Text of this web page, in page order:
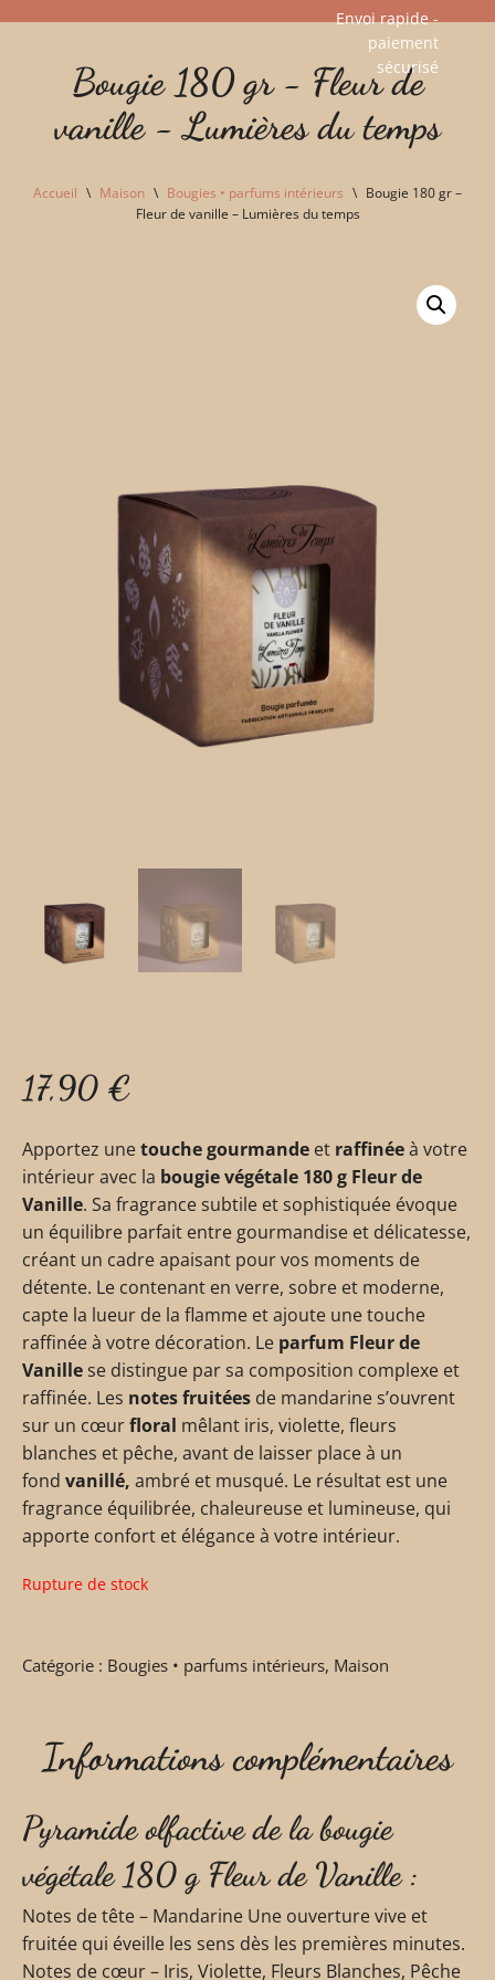
Envoi rapide -
paiement
sécurisé​
Bougie 180 gr - Fleur de
vanille - Lumières du temps
Accueil \ Maison \ Bougies • parfums intérieurs \ Bougie 180 gr –
Fleur de vanille – Lumières du temps
17,90 €
Apportez unetouche gourmande et raffinéeà votre
intérieur avec la bougie végétale 180 g Fleur de
Vanille. Sa fragrance subtile et sophistiquée évoque
un équilibre parfait entre gourmandise et délicatesse,
créant un cadre apaisant pour vos moments de
détente. Le contenant en verre, sobre et moderne,
capte la lueur de la flamme et ajoute une touche
raffinée à votre décoration. Le parfum Fleur de
Vanillese distingue par sa composition complexe et
raffinée. Les notes fruitées de mandarine s’ouvrent
sur un cœurfloral mêlant iris, violette, fleurs
blanches et pêche, avant de laisser place à un
fond vanillé, ambré et musqué. Le résultat est une
fragrance équilibrée, chaleureuse et lumineuse, qui
apporte confort et élégance à votre intérieur.
Rupture de stock
Catégorie : Bougies • parfums intérieurs, Maison
Informations complémentaires
Pyramide olfactive de la bougie
végétale 180 g Fleur de Vanille :
Notes de tête – Mandarine Une ouverture vive et
fruitée qui éveille les sens dès les premières minutes.
Notes de cœur – Iris, Violette, Fleurs Blanches, Pêche